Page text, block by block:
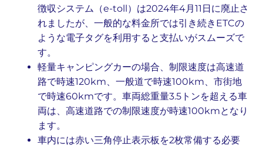
徴収システム（e-toll）は2024年4月11日に廃止さ
れましたが、一般的な料金所では引き続きETCの
ような電子タグを利用すると支払いがスムーズで
す。
軽量キャンピングカーの場合、制限速度は高速道
路で時速120km、一般道で時速100km、市街地
で時速60kmです。車両総重量3.5トンを超える車
両は、高速道路での制限速度が時速100kmとなり
ます。
車内には赤い三角停止表示板を2枚常備する必要